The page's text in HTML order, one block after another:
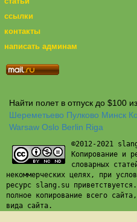
ссылки
контакты
написать админам
Найти полет в отпуск до $100
Шереметьево Пулково Минск
Warsaw Oslo Berlin Riga
©2012-2021
Копирование и
словарных
некоммерческих целях, при
ресурс slang.su
полное копирование всего
вида сайта.